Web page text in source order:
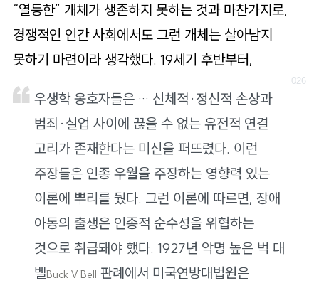
“열등한” 개체가 생존하지 못하는 것과 마찬가지로,
경쟁적인 인간 사회에서도 그런 개체는 살아남지
못하기 마련이라 생각했다. 19세기 후반부터,
우생학 옹호자들은 … 신체적·정신적 손상과
범죄·실업 사이에 끊을 수 없는 유전적 연결
고리가 존재한다는 미신을 퍼뜨렸다. 이런
주장들은 인종 우월을 주장하는 영향력 있는
이론에 뿌리를 뒀다. 그런 이론에 따르면, 장애
아동의 출생은 인종적 순수성을 위협하는
것으로 취급돼야 했다. 1927년 악명 높은 벅 대
벨Buck V Bell 판례에서 미국연방대법원은